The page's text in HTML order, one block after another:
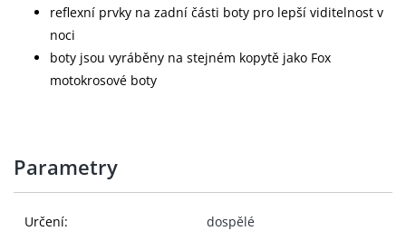
reflexní prvky na zadní části boty pro lepší viditelnost v
noci
boty jsou vyráběny na stejném kopytě jako Fox
motokrosové boty
Parametry
Určení: dospělé